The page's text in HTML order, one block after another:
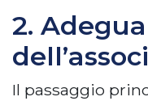
2.
Il passaggio